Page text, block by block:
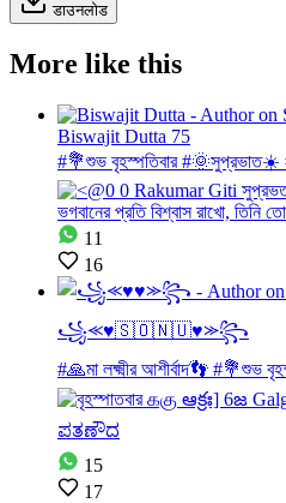
डाउनलोड
More like this
Biswajit Dutta 75
#💐শুভ বৃহস্পতিবার
11
16
꧁⪻♥🇸‌🇴‌🇳‌🇺‌♥⪼꧂
#🙏মা লক্ষ্মীর আশীর্বাদ👣
15
17